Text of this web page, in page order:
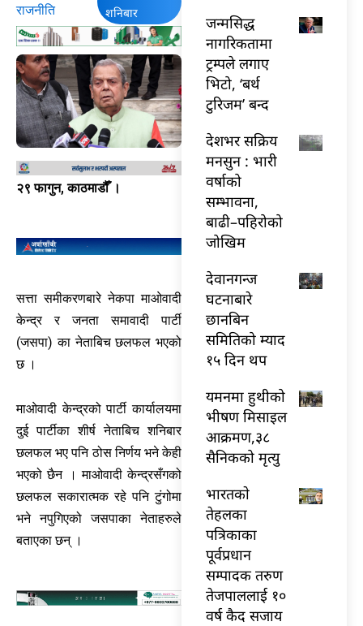
राजनीति
शनिबार
२९ फागुन, काठमाडौँ ।
सत्ता समीकरणबारे नेकपा माओवादी
केन्द्र र जनता समावादी पार्टी
(जसपा) का नेताबिच छलफल भएको
छ ।
माओवादी केन्द्रको पार्टी कार्यालयमा
दुई पार्टीका शीर्ष नेताबिच शनिबार
छलफल भए पनि ठोस निर्णय भने केही
भएको छैन । माओवादी केन्द्रसँगको
छलफल सकारात्मक रहे पनि टुंगोमा
भने नपुगिएको जसपाका नेताहरुले
बताएका छन् ।
जन्मसिद्ध
नागरिकतामा
ट्रम्पले लगाए
भिटो, ‘बर्थ
टुरिजम’ बन्द
देशभर सक्रिय
मनसुन : भारी
वर्षाको
सम्भावना,
बाढी–पहिरोको
जोखिम
देवानगन्ज
घटनाबारे
छानबिन
समितिको म्याद
१५ दिन थप
यमनमा हुथीको
भीषण मिसाइल
आक्रमण,३८
सैनिकको मृत्यु
भारतकाे
तेहलका
पत्रिकाका
पूर्वप्रधान
सम्पादक तरुण
तेजपाललाई १०
वर्ष कैद सजाय